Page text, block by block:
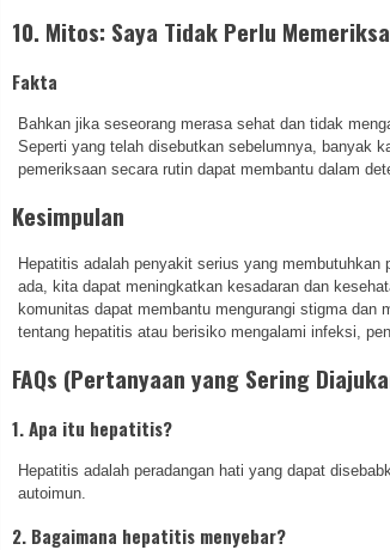
10. Mitos: Saya Tidak Perlu
Fakta
Bahkan jika seseorang merasa sehat dan tidak
Seperti yang telah disebutkan sebelumnya, banyak
pemeriksaan secara rutin dapat membantu dalam
Kesimpulan
Hepatitis adalah penyakit serius yang
ada, kita dapat meningkatkan kesadaran dan
komunitas dapat membantu mengurangi stigma
tentang hepatitis atau berisiko mengalami infeksi,
FAQs (Pertanyaan yang Sering
1. Apa itu hepatitis?
Hepatitis adalah peradangan hati yang dapat
autoimun.
2. Bagaimana hepatitis menyebar?